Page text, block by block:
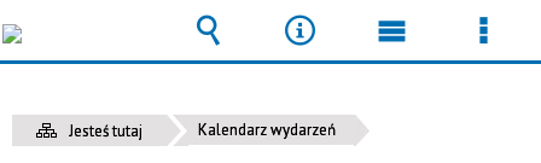
Jesteś tutaj Kalendarz wydarzeń
Wyszukiwarka
Narzędzia
Menu